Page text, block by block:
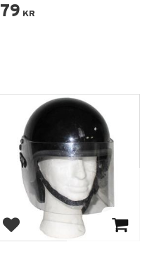
79 KR
Add to favorites